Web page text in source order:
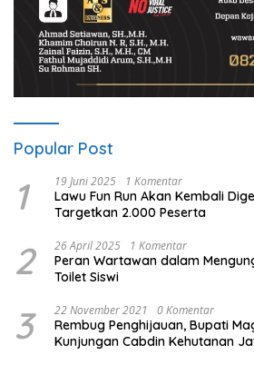
Popular Post
1 19 Juni 2025 1 Komentar
Lawu Fun Run Akan Kembali
Targetkan 2.000 Peserta
2 26 April 2025 1 Komentar
Peran Wartawan dalam
Toilet Siswi
3 22 November 2021 0 Komentar
Rembug Penghijauan, Bupati
Kunjungan Cabdin Kehutanan